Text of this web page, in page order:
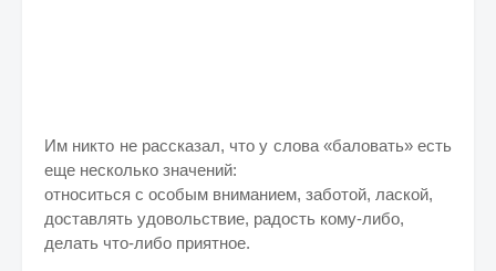
Им никто не рассказал, что у слова «баловать» есть
еще несколько значений:
относиться с особым вниманием, заботой, лаской,
доставлять удовольствие, радость кому-либо,
делать что-либо приятное.